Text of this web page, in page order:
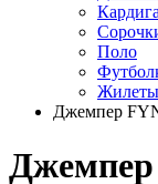
Поло
Жилеты
Джемпер